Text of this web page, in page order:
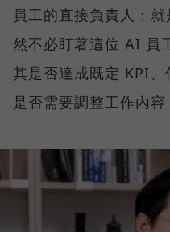
員工的直接負責人：
然不必盯著這位 AI 員
其是否達成既定 KPI、
是否需要調整工作內容